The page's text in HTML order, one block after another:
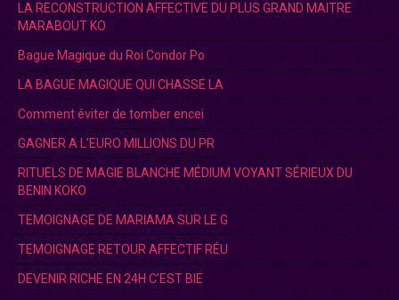
LA RECONSTRUCTION AFFECTIVE DU PLUS GRAND MAITRE
MARABOUT KO
Bague Magique du Roi Condor Po
LA BAGUE MAGIQUE QUI CHASSE LA
Comment éviter de tomber encei
GAGNER A L’EURO MILLIONS DU PR
RITUELS DE MAGIE BLANCHE MÉDIUM VOYANT SÉRIEUX DU
BENIN KOKO
TEMOIGNAGE DE MARIAMA SUR LE G
TEMOIGNAGE RETOUR AFFECTIF RÉU
DEVENIR RICHE EN 24H C’EST BIE